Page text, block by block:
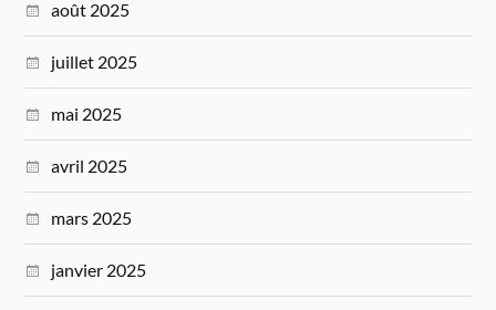
août 2025
juillet 2025
mai 2025
avril 2025
mars 2025
janvier 2025